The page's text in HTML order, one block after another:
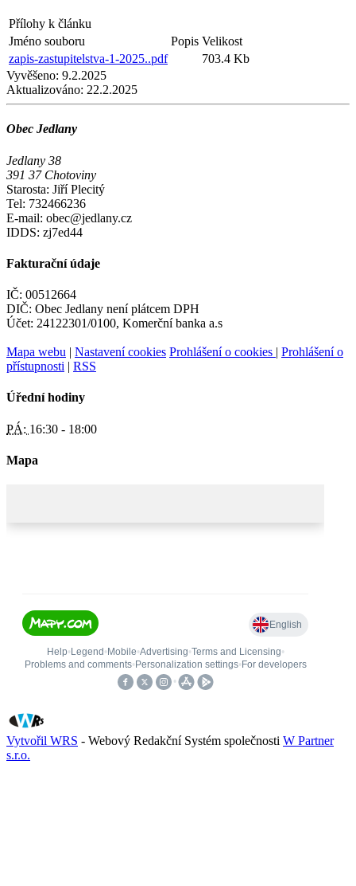
Přílohy k článku
Jméno souboru
Popis Velikost
zapis-zastupitelstva-1-2025..pdf
703.4 Kb
Vyvěšeno: 9.2.2025
Aktualizováno: 22.2.2025
Obec Jedlany
Jedlany 38
391 37 Chotoviny
Starosta: Jiří Plecitý
Tel: 732466236
E-mail: obec@jedlany.cz
IDDS: zj7ed44
Fakturační údaje
IČ: 00512664
DIČ: Obec Jedlany není plátcem DPH
Účet: 24122301/0100, Komerční banka a.s
Mapa webu | Nastavení cookies Prohlášení o cookies | Prohlášení o
přístupnosti | RSS
Úřední hodiny
PÁ: 16:30 - 18:00
Mapa
Vytvořil WRS - Webový Redakční Systém společnosti W Partner
s.r.o.